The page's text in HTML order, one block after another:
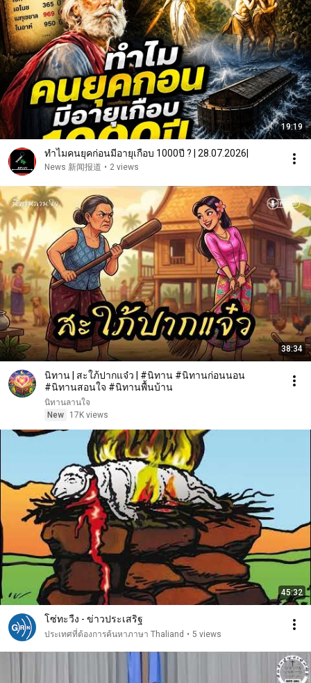
19:19
ทำไมคนยุคก่อนมีอายุเกือบ 1000ปี ? | 28.07.2026|
News 新闻报道 • 2 views
38:34
นิทาน | สะใภ้ปากแจ๋ว | #นิทาน #นิทานก่อนนอน
#นิทานสอนใจ #นิทานพื้นบ้าน
นิทานลานใจ
New
17K views
45:32
โซ่ทะวืง - ข่าวประเสริฐ
ประเทศที่ต้องการค้นหาภาษา Thaliand • 5 views